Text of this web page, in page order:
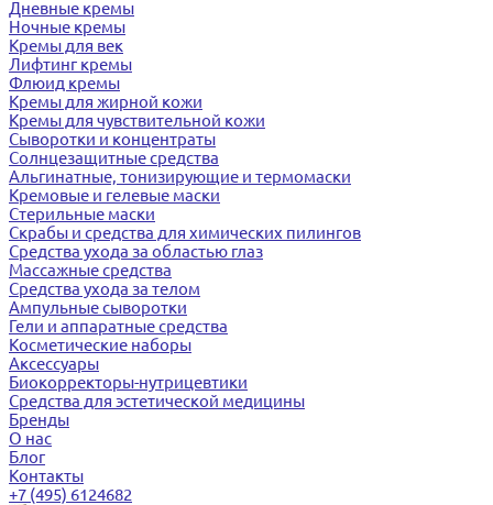
Дневные кремы
Ночные кремы
Кремы для век
Лифтинг кремы
Флюид кремы
Кремы для жирной кожи
Кремы для чувствительной кожи
Сыворотки и концентраты
Солнцезащитные средства
Альгинатные, тонизирующие и термомаски
Кремовые и гелевые маски
Стерильные маски
Скрабы и средства для химических пилингов
Средства ухода за областью глаз
Массажные средства
Средства ухода за телом
Ампульные сыворотки
Гели и аппаратные средства
Косметические наборы
Аксессуары
Биокорректоры-нутрицевтики
Средства для эстетической медицины
Бренды
О нас
Блог
Контакты
+7 (495) 6124682